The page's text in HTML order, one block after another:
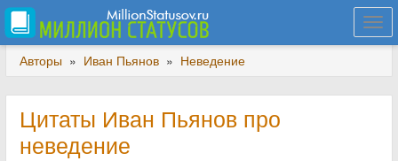
Авторы » Иван Пьянов » Неведение
Цитаты Иван Пьянов про
неведение